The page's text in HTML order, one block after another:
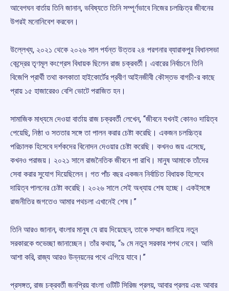
আবেগঘন বার্তায় তিনি জানান, ভবিষ্যতে তিনি সম্পূর্ণভাবে নিজের চলচ্চিত্র জীবনের
উপরই মনোনিবেশ করবেন।
উল্লেখ্য, ২০২১ থেকে ২০২৬ সাল পর্যন্ত উত্তর ২৪ পরগনার ব্যারাকপুর বিধানসভা
কেন্দ্রের তৃণমূল কংগ্রেস বিধায়ক ছিলেন রাজ চক্রবর্তী। এবারের নির্বাচনে তিনি
বিজেপি প্রার্থী তথা কলকাতা হাইকোর্টের প্রবীণ আইনজীবী কৌস্তভ বাগচী-র কাছে
প্রায় ১৫ হাজারেরও বেশি ভোটে পরাজিত হন।
সামাজিক মাধ্যমে দেওয়া বার্তায় রাজ চক্রবর্তী লেখেন, “জীবনে যখনই কোনও দায়িত্ব
পেয়েছি, নিষ্ঠা ও সততার সঙ্গে তা পালন করার চেষ্টা করেছি। একজন চলচ্চিত্র
পরিচালক হিসেবে দর্শকদের বিনোদন দেওয়ার চেষ্টা করেছি। কখনও জয় এসেছে,
কখনও পরাজয়। ২০২১ সালে রাজনৈতিক জীবনে পা রাখি। মানুষ আমাকে তাঁদের
সেবা করার সুযোগ দিয়েছিলেন। গত পাঁচ বছর একজন নির্বাচিত বিধায়ক হিসেবে
দায়িত্ব পালনের চেষ্টা করেছি। ২০২৬ সালে সেই অধ্যায় শেষ হচ্ছে। একইসঙ্গে
রাজনীতির জগতেও আমার পথচলা এখানেই শেষ।”
তিনি আরও জানান, বাংলার মানুষ যে রায় দিয়েছেন, তাকে সম্মান জানিয়ে নতুন
সরকারকে শুভেচ্ছা জানাচ্ছেন। তাঁর কথায়, “৯ মে নতুন সরকার শপথ নেবে। আমি
আশা করি, রাজ্য আরও উন্নয়নের পথে এগিয়ে যাবে।”
প্রসঙ্গত, রাজ চক্রবর্তী জনপ্রিয় বাংলা ওটিটি সিরিজ প্রলয়, আবার প্রলয় এবং আবার